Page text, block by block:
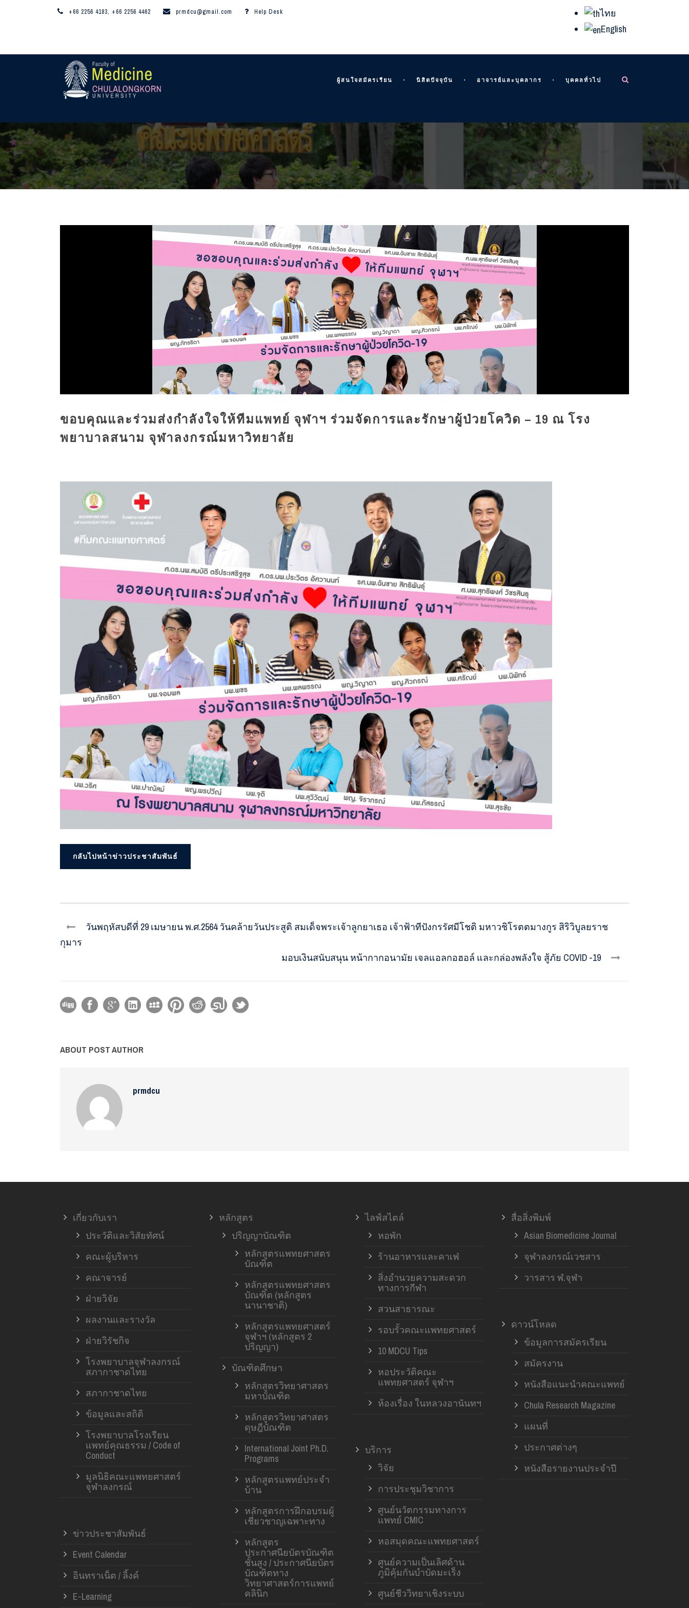
+66 2256 4183, +66 2256 4462 prmdcu@gmail.com Help Desk
ไทย
English
ผู้สนใจสมัครเรียน นิสิตปัจจุบัน อาจารย์และบุคลากร บุคคลทั่วไป
ขอบคุณและร่วมส่งกำลังใจให้ทีมแพทย์ จุฬาฯ ร่วมจัดการและรักษาผู้ป่วยโควิด – 19 ณ โรง
พยาบาลสนาม จุฬาลงกรณ์มหาวิทยาลัย
กลับไปหน้าข่าวประชาสัมพันธ์
วันพฤหัสบดีที่ 29 เมษายน พ.ศ.2564 วันคล้ายวันประสูติ สมเด็จพระเจ้าลูกยาเธอ เจ้าฟ้าทีปังกรรัศมีโชติ มหาวชิโรตตมางกูร สิริวิบูลยราช
กุมาร
มอบเงินสนับสนุน หน้ากากอนามัย เจลแอลกอฮอล์ และกล่องพลังใจ สู้ภัย COVID -19
ABOUT POST AUTHOR
prmdcu
เกี่ยวกับเรา
ประวัติและวิสัยทัศน์
คณะผู้บริหาร
คณาจารย์
ฝ่ายวิจัย
ผลงานและรางวัล
ฝ่ายวิรัชกิจ
โรงพยาบาลจุฬาลงกรณ์
สภากาชาดไทย
สภากาชาดไทย
ข้อมูลและสถิติ
โรงพยาบาลโรงเรียน
แพทย์คุณธรรม / Code of
Conduct
มูลนิธิคณะแพทยศาสตร์
จุฬาลงกรณ์
ข่าวประชาสัมพันธ์
Event Calendar
อินทราเน็ต / ลิ้งค์
E-Learning
หลักสูตร
ปริญญาบัณฑิต
หลักสูตรแพทยศาสตร
บัณฑิต
หลักสูตรแพทยศาสตร
บัณฑิต (หลักสูตร
นานาชาติ)
หลักสูตรแพทยศาสตร์
จุฬาฯ (หลักสูตร 2
ปริญญา)
บัณฑิตศึกษา
หลักสูตรวิทยาศาสตร
มหาบัณฑิต
หลักสูตรวิทยาศาสตร
ดุษฎีบัณฑิต
International Joint Ph.D.
Programs
หลักสูตรแพทย์ประจำ
บ้าน
หลักสูตรการฝึกอบรมผู้
เชี่ยวชาญเฉพาะทาง
หลักสูตร
ประกาศนียบัตรบัณฑิต
ชั้นสูง / ประกาศนียบัตร
บัณฑิตทาง
วิทยาศาสตร์การแพทย์
คลินิก
ไลฟ์สไตล์
หอพัก
ร้านอาหารและคาเฟ่
สิ่งอำนวยความสะดวก
ทางการกีฬา
สวนสาธารณะ
รอบรั้วคณะแพทยศาสตร์
10 MDCU Tips
หอประวัติคณะ
แพทยศาสตร์ จุฬาฯ
ห้องเรื่อง ในหลวงอานันทฯ
บริการ
วิจัย
การประชุมวิชาการ
ศูนย์นวัตกรรมทางการ
แพทย์ CMIC
หอสมุดคณะแพทยศาสตร์
ศูนย์ความเป็นเลิศด้าน
ภูมิคุ้มกันบำบัดมะเร็ง
ศูนย์ชีววิทยาเชิงระบบ
สื่อสิ่งพิมพ์
Asian Biomedicine Journal
จุฬาลงกรณ์เวชสาร
วารสาร ฬ.จุฬา
ดาวน์โหลด
ข้อมูลการสมัครเรียน
สมัครงาน
หนังสือแนะนำคณะแพทย์
Chula Research Magazine
แผนที่
ประกาศต่างๆ
หนังสือรายงานประจำปี